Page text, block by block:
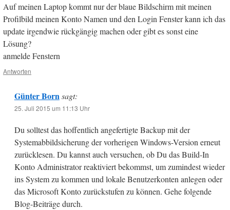
Auf meinen Laptop kommt nur der blaue Bildschirm mit meinen
Profilbild meinen Konto Namen und den Login Fenster kann ich das
update irgendwie rückgängig machen oder gibt es sonst eine
Lösung?
anmelde Fenstern
Antworten
Günter Born sagt:
25. Juli 2015 um 11:13 Uhr
Du solltest das hoffentlich angefertigte Backup mit der
Systemabbildsicherung der vorherigen Windows-Version erneut
zurücklesen. Du kannst auch versuchen, ob Du das Build-In
Konto Administrator reaktiviert bekommst, um zumindest wieder
ins System zu kommen und lokale Benutzerkonten anlegen oder
das Microsoft Konto zurückstufen zu können. Gehe folgende
Blog-Beiträge durch.